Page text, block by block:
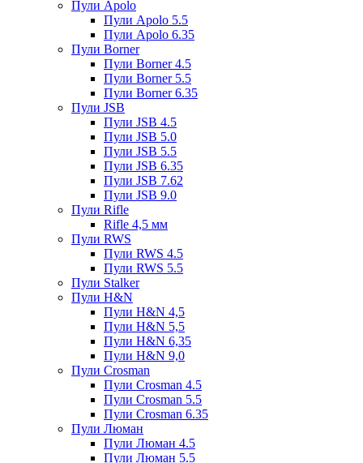
Пули Apolo
Пули Apolo 5.5
Пули Apolo 6.35
Пули Borner
Пули Borner 4.5
Пули Borner 5.5
Пули Borner 6.35
Пули JSB
Пули JSB 4.5
Пули JSB 5.0
Пули JSB 5.5
Пули JSB 6.35
Пули JSB 7.62
Пули JSB 9.0
Пули Rifle
Rifle 4,5 мм
Пули RWS
Пули RWS 4.5
Пули RWS 5.5
Пули Stalker
Пули H&N
Пули H&N 4,5
Пули H&N 5,5
Пули H&N 6,35
Пули H&N 9,0
Пули Crosman
Пули Crosman 4.5
Пули Crosman 5.5
Пули Crosman 6.35
Пули Люман
Пули Люман 4.5
Пули Люман 5.5